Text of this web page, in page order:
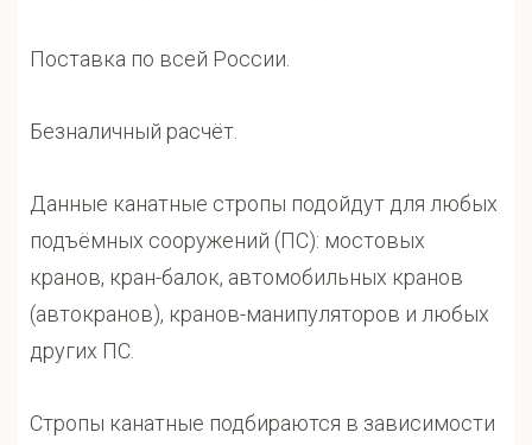
Поставка по всей России.
Безналичный расчёт.
Данные канатные стропы подойдут для любых
подъёмных сооружений (ПС): мостовых
кранов, кран-балок, автомобильных кранов
(автокранов), кранов-манипуляторов и любых
других ПС.
Стропы канатные подбираются в зависимости